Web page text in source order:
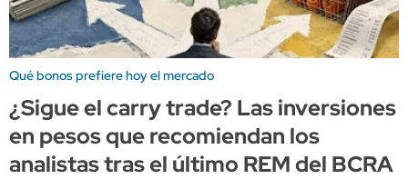
Qué bonos prefiere hoy el mercado
¿Sigue el carry trade? Las inversiones
en pesos que recomiendan los
analistas tras el último REM del BCRA